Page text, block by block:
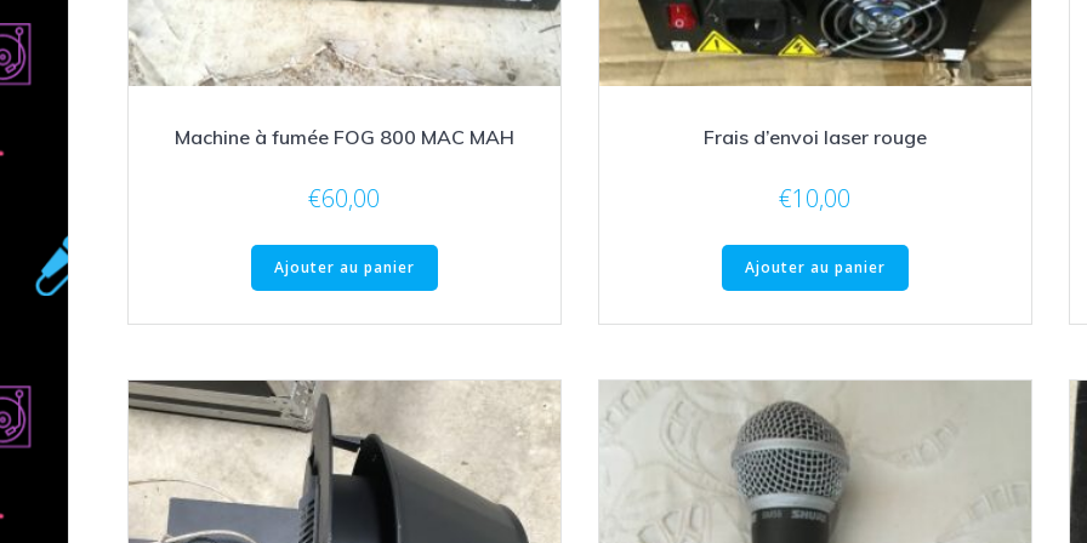
Machine à fumée FOG 800 MAC MAH
€60,00
Ajouter au panier
Frais d’envoi laser rouge
€10,00
Ajouter au panier